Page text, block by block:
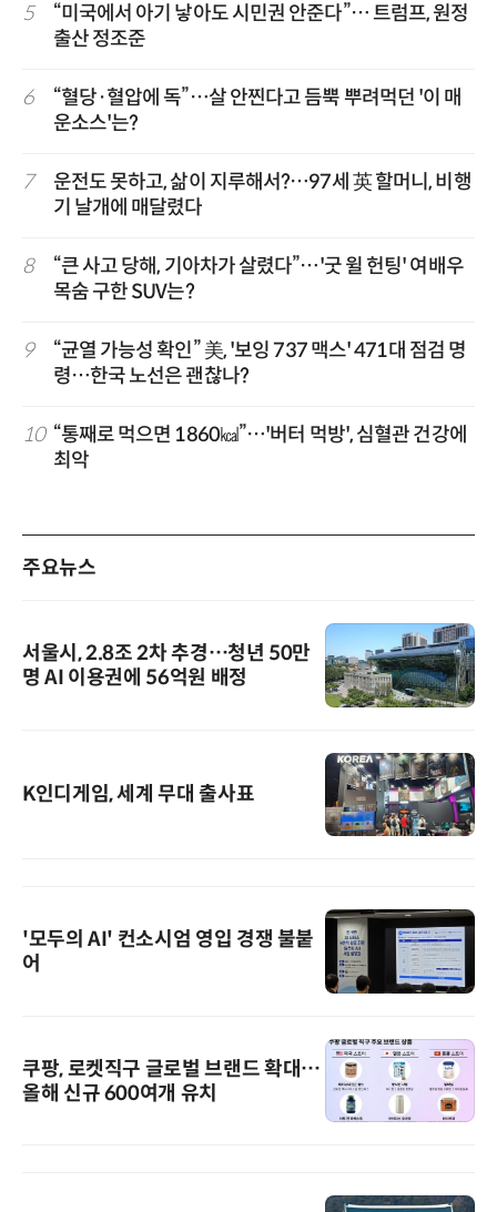
5
“미국에서 아기 낳아도 시민권 안준다”… 트럼프, 원정
출산 정조준
6
“혈당·혈압에 독”…살 안찐다고 듬뿍 뿌려먹던 '이 매
운소스'는?
7
운전도 못하고, 삶이 지루해서?…97세 英 할머니, 비행
기 날개에 매달렸다
8
“큰 사고 당해, 기아차가 살렸다”…'굿 윌 헌팅' 여배우
목숨 구한 SUV는?
9
“균열 가능성 확인” 美, '보잉 737 맥스' 471대 점검 명
령…한국 노선은 괜찮나?
10 “통째로 먹으면 1860㎉”…'버터 먹방', 심혈관 건강에
최악
주요뉴스
서울시, 2.8조 2차 추경…청년 50만
명 AI 이용권에 56억원 배정
K인디게임, 세계 무대 출사표
'모두의 AI' 컨소시엄 영입 경쟁 불붙
어
쿠팡, 로켓직구 글로벌 브랜드 확대…
올해 신규 600여개 유치